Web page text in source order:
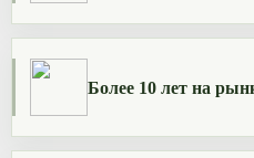
Более 10 лет на